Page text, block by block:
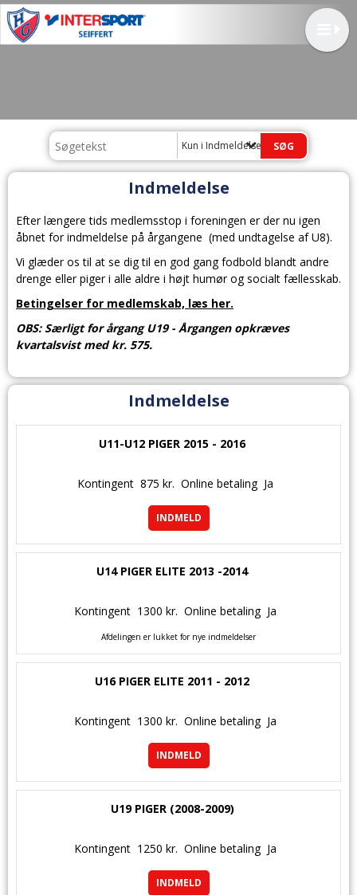
Kun i Indmeldelse
Indmeldelse
Efter længere tids medlemsstop i foreningen er der nu igen
åbnet for indmeldelse på årgangene (med undtagelse af U8).
Vi glæder os til at se dig til en god gang fodbold blandt andre
drenge eller piger i alle aldre i højt humør og socialt fællesskab.
Betingelser for medlemskab, læs her.
OBS: Særligt for årgang U19 - Årgangen opkræves
kvartalsvist med kr. 575.
Indmeldelse
U11-U12 PIGER 2015 - 2016
Kontingent 875 kr. Online betaling Ja
INDMELD
U14 PIGER ELITE 2013 -2014
Kontingent 1300 kr. Online betaling Ja
Afdelingen er lukket for nye indmeldelser
U16 PIGER ELITE 2011 - 2012
Kontingent 1300 kr. Online betaling Ja
INDMELD
U19 PIGER (2008-2009)
Kontingent 1250 kr. Online betaling Ja
INDMELD